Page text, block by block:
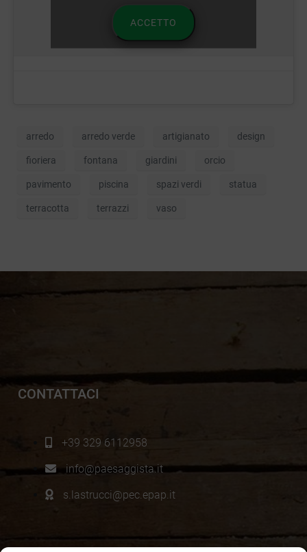
ACCETTO
arredo arredo verde artigianato design
fioriera fontana giardini orcio
pavimento piscina spazi verdi statua
terracotta terrazzi vaso
CONTATTACI
+39 329 6112958
info@paesaggista.it
s.lastrucci@pec.epap.it